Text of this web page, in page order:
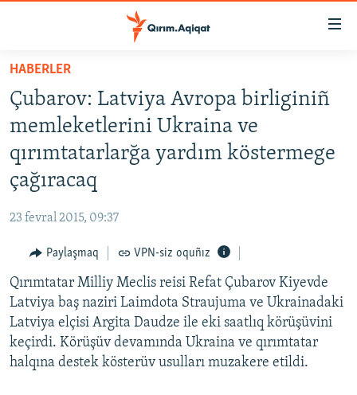
Esas
qaytmaq
Baş
navigatsiyağa
qaytmaq
Qıdıruvğa
HABERLER
SİYASET
İQTİSADİYAT
CEMİYET
İNSAN AQLARI
VİDEO
SÜRET
BLOGLAR
FİKİR
HABERLER
Çubarov: Latviya Avropa birliginiñ
memleketlerini Ukraina ve
qırımtatarlarğa yardım köstermege
çağıracaq
23 fevral 2015, 09:37
Paylaşmaq VPN-siz oquñız
Qırımtatar Milliy Meclis reisi Refat Çubarov Kiyevde
Latviya baş naziri Laimdota Straujuma ve Ukrainadaki
Latviya elçisi Argita Daudze ile eki saatlıq körüşüvini
keçirdi. Körüşüv devamında Ukraina ve qırımtatar
halqına destek kösterüv usulları muzakere etildi.